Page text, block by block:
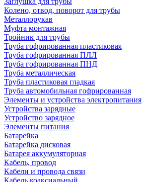
Колено, отвод, поворот для трубы
Металлорукав
Муфта монтажная
Тройник для трубы
Труба гофрированная пластиковая
Труба гофрированная ПЛЛ
Труба гофрированная ПНД
Труба металлическая
Труба пластиковая гладкая
Труба автомобильная гофрированная
Элементы и устройства электропитания
Устройства зарядные
Устройство зарядное
Элементы питания
Батарейка
Батарейка дисковая
Батарея аккумуляторная
Кабель, провод
Кабели и провода связи
Кабель коаксиальный